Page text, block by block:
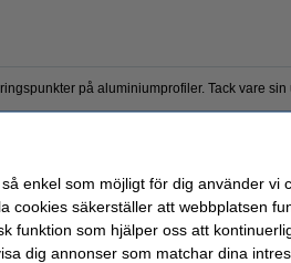
på aluminiumprofiler. Tack vare
Varumärke:
Produktkod:
enkel som möjligt för dig använder vi
cookies säkerställer att webbplatsen
funktion som hjälper oss att
dig annonser som matchar dina